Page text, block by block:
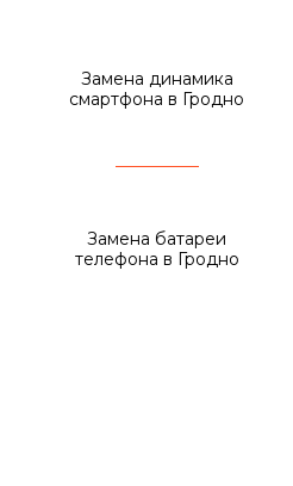
Замена динамика
смартфона в Гродно
Замена батареи
телефона в Гродно